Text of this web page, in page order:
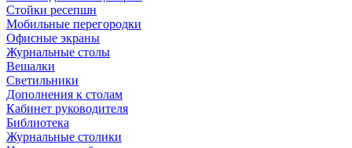
Стойки ресепшн
Мобильные перегородки
Офисные экраны
Журнальные столы
Вешалки
Светильники
Дополнения к столам
Кабинет руководителя
Библиотека
Журнальные столики